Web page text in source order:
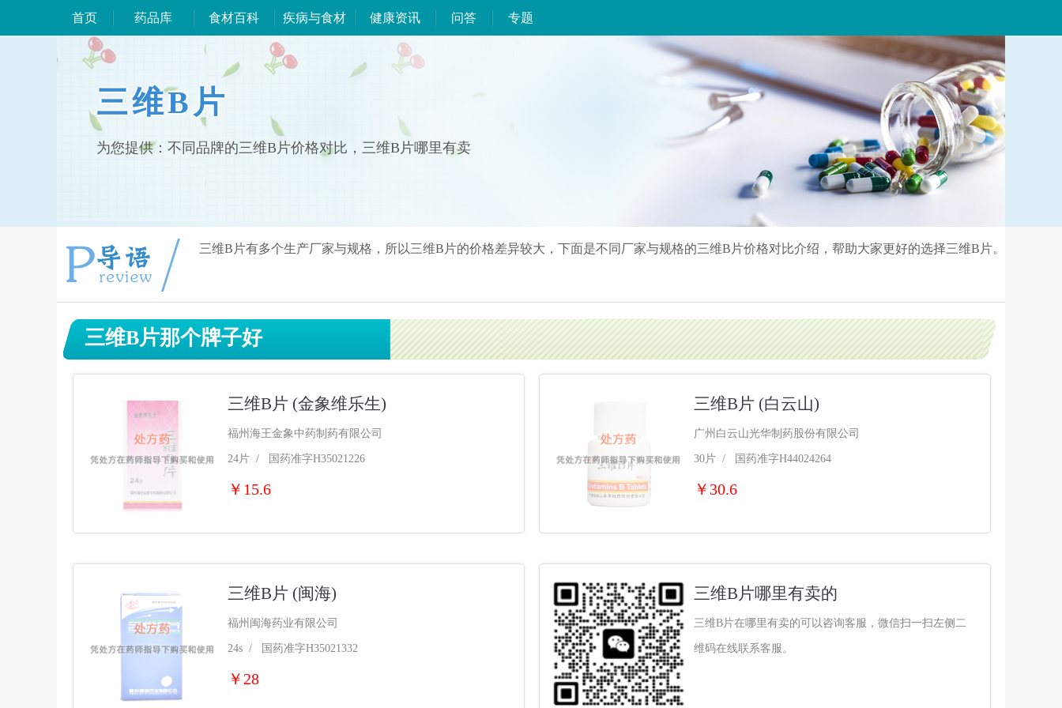
首页 药品库 食材百科 疾病与食材 健康资讯 问答 专题
三维B片
为您提供：不同品牌的三维B片价格对比，三维B片哪里有卖
三维B片有多个生产厂家与规格，所以三维B片的价格差异较大，下面是不同厂家与规格的三维B片价格对比介绍，帮助大家更好的选择三维B片。
三维B片那个牌子好
三维B片 (金象维乐生)
福州海王金象中药制药有限公司
24片 / 国药准字H35021226
￥15.6
三维B片 (白云山)
广州白云山光华制药股份有限公司
30片 / 国药准字H44024264
￥30.6
三维B片 (闽海)
福州闽海药业有限公司
24s / 国药准字H35021332
￥28
三维B片哪里有卖的
三维B片在哪里有卖的可以咨询客服，微信扫一扫左侧二
维码在线联系客服。